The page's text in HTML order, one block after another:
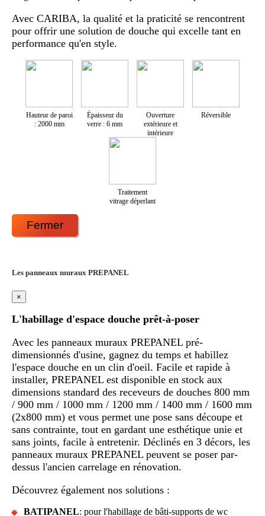
Avec CARIBA, la qualité et la praticité se rencontrent
pour offrir une solution de douche qui excelle tant en
performance qu'en style.
Hauteur de paroi
: 2000 mm
Épaisseur du
verre : 6 mm
Ouverture
extérieure et
intérieure
Réversible
Traitement
vitrage déperlant
Fermer
Les panneaux muraux PREPANEL
×
L'habillage d'espace douche prêt-à-poser
Avec les panneaux muraux PREPANEL pré-
dimensionnés d'usine, gagnez du temps et habillez
l'espace douche en un clin d'oeil. Facile et rapide à
installer, PREPANEL est disponible en stock aux
dimensions standard des receveurs de douches 800 mm
/ 900 mm / 1000 mm / 1200 mm / 1400 mm / 1600 mm
(2x800 mm) et vous permet une pose sans découpe et
sans contrainte, tout en gardant une esthétique unie et
sans joints, facile à entretenir. Déclinés en 3 décors, les
panneaux muraux PREPANEL peuvent se poser par-
dessus l'ancien carrelage en rénovation.
Découvrez également nos solutions :
BATIPANEL: pour l'habillage de bâti-supports de wc